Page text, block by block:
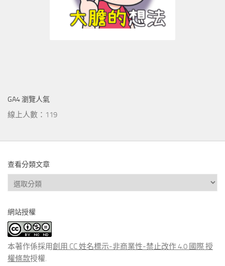
GA4 瀏覽人氣
線上人數：119
查看分類文章
查
看
類
文
章
網站授權
本著作係採用創用 CC 姓名標示-非商業性-禁止改作 4.0 國際 授
權條款授權.